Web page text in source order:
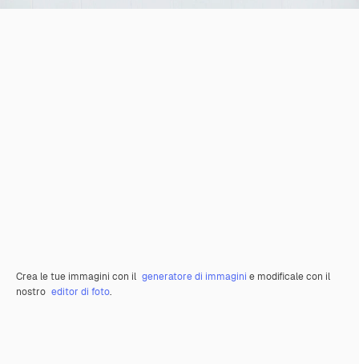
Crea le tue immagini con il generatore di immagini e modificale con il
nostro editor di foto.